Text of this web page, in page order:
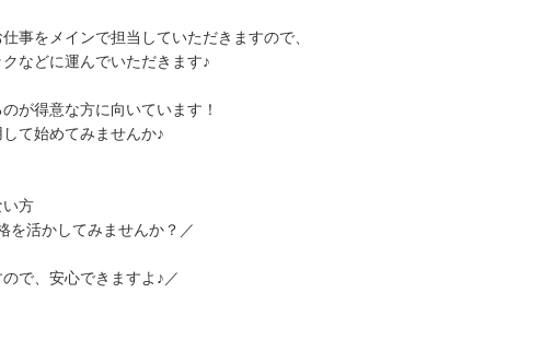
事をメインで担当していただきますので、
などに運んでいただきます♪
が得意な方に向いています！
て始めてみませんか♪
い方
を活かしてみませんか？／
で、安心できますよ♪／